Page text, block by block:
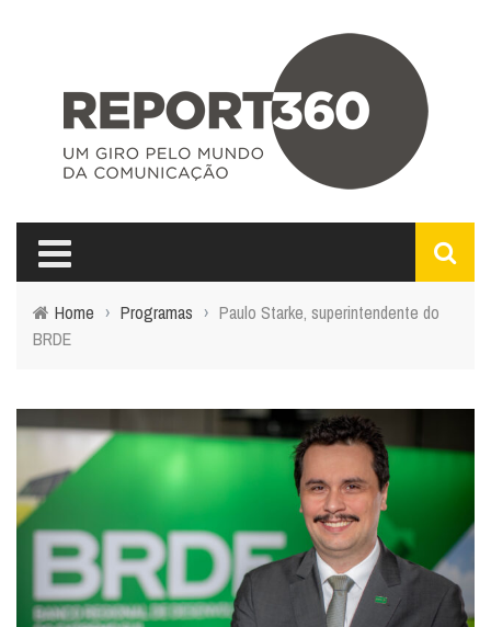
Home › Programas › Paulo Starke, superintendente do
BRDE